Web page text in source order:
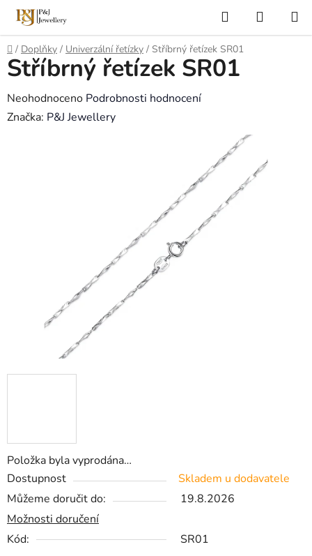
Přejít
obsah
Hledat
KOŠÍK
Domů
/ Doplňky / Univerzální řetízky / Stříbrný řetízek SR01
Položka byla vyprodána…
Dostupnost
Skladem u dodavatele
Můžeme doručit do:
19.8.2026
Možnosti doručení
Kód:
SR01
Stříbrný řetízek SR01
Průměrné
hodnocení
Neohodnoceno Podrobnosti hodnocení
Značka: P&J Jewellery